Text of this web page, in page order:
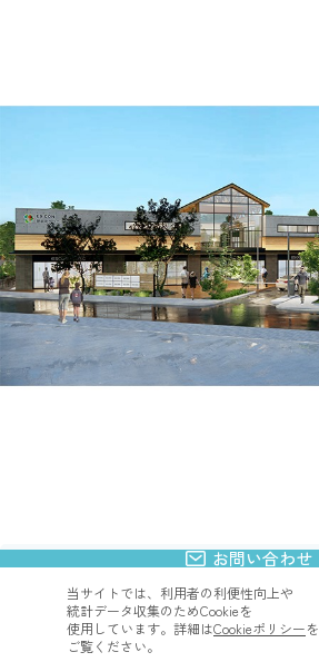
お問い合わせ
アクセス
〒671-1122
当サイトでは、​利用者の​利便性向上や​
統計データ収集の​ためCookieを​
使用しています。​詳細は​Cookieポリシーを​
ご覧ください。